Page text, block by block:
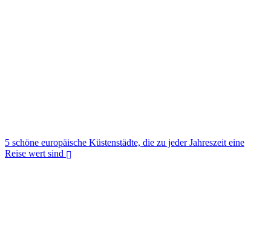
5 schöne europäische Küstenstädte, die zu jeder Jahreszeit eine
Reise wert sind